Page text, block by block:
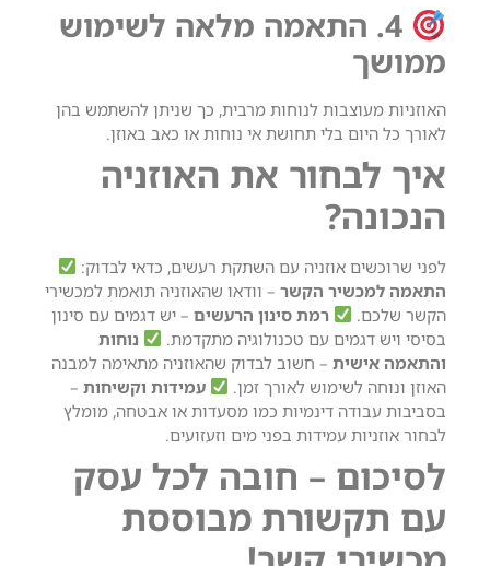
4. התאמה מלאה לשימוש
ממושך
האוזניות מעוצבות לנוחות מרבית, כך שניתן להשתמש בהן
לאורך כל היום בלי תחושת אי נוחות או כאב באוזן.
איך לבחור את האוזניה
הנכונה?
לפני שרוכשים אוזניה עם השתקת רעשים, כדאי לבדוק:
התאמה למכשיר הקשר – וודאו שהאוזניה תואמת למכשירי
הקשר שלכם.
רמת סינון הרעשים – יש דגמים עם סינון
בסיסי ויש דגמים עם טכנולוגיה מתקדמת.
נוחות
והתאמה אישית – חשוב לבדוק שהאוזניה מתאימה למבנה
האוזן ונוחה לשימוש לאורך זמן.
עמידות וקשיחות –
בסביבות עבודה דינמיות כמו מסעדות או אבטחה, מומלץ
לבחור אוזניות עמידות בפני מים וזעזועים.
לסיכום – חובה לכל עסק
עם תקשורת מבוססת